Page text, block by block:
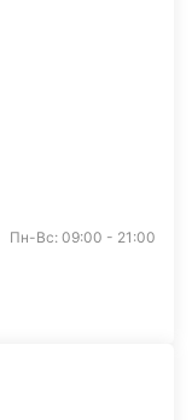
Пн-Вс: 09:00 - 21:00